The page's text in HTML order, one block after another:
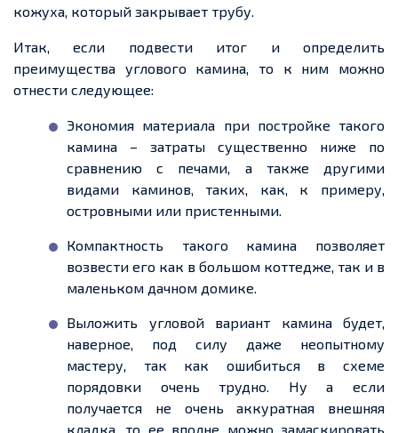
кожуха, который закрывает трубу.
Итак, если подвести итог и определить
преимущества углового камина, то к ним можно
отнести следующее:
Экономия материала при постройке такого
камина – затраты существенно ниже по
сравнению с печами, а также другими
видами каминов, таких, как, к примеру,
островными или пристенными.
Компактность такого камина позволяет
возвести его как в большом коттедже, так и в
маленьком дачном домике.
Выложить угловой вариант камина будет,
наверное, под силу даже неопытному
мастеру, так как ошибиться в схеме
порядовки очень трудно. Ну а если
получается не очень аккуратная внешняя
кладка, то ее вполне можно замаскировать